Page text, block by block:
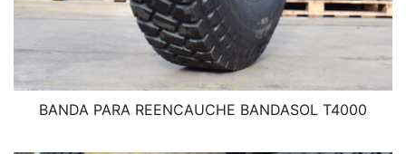
BANDA PARA REENCAUCHE BANDASOL T4000